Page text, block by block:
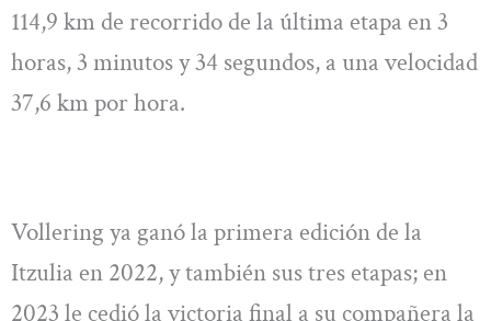
114,9 km de recorrido de la última etapa en 3
horas, 3 minutos y 34 segundos, a una velocidad
37,6 km por hora.
Vollering ya ganó la primera edición de la
Itzulia en 2022, y también sus tres etapas; en
2023 le cedió la victoria final a su compañera la